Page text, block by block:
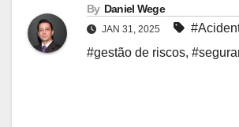
By Daniel Wege
JAN 31, 2025
#gestão de riscos,